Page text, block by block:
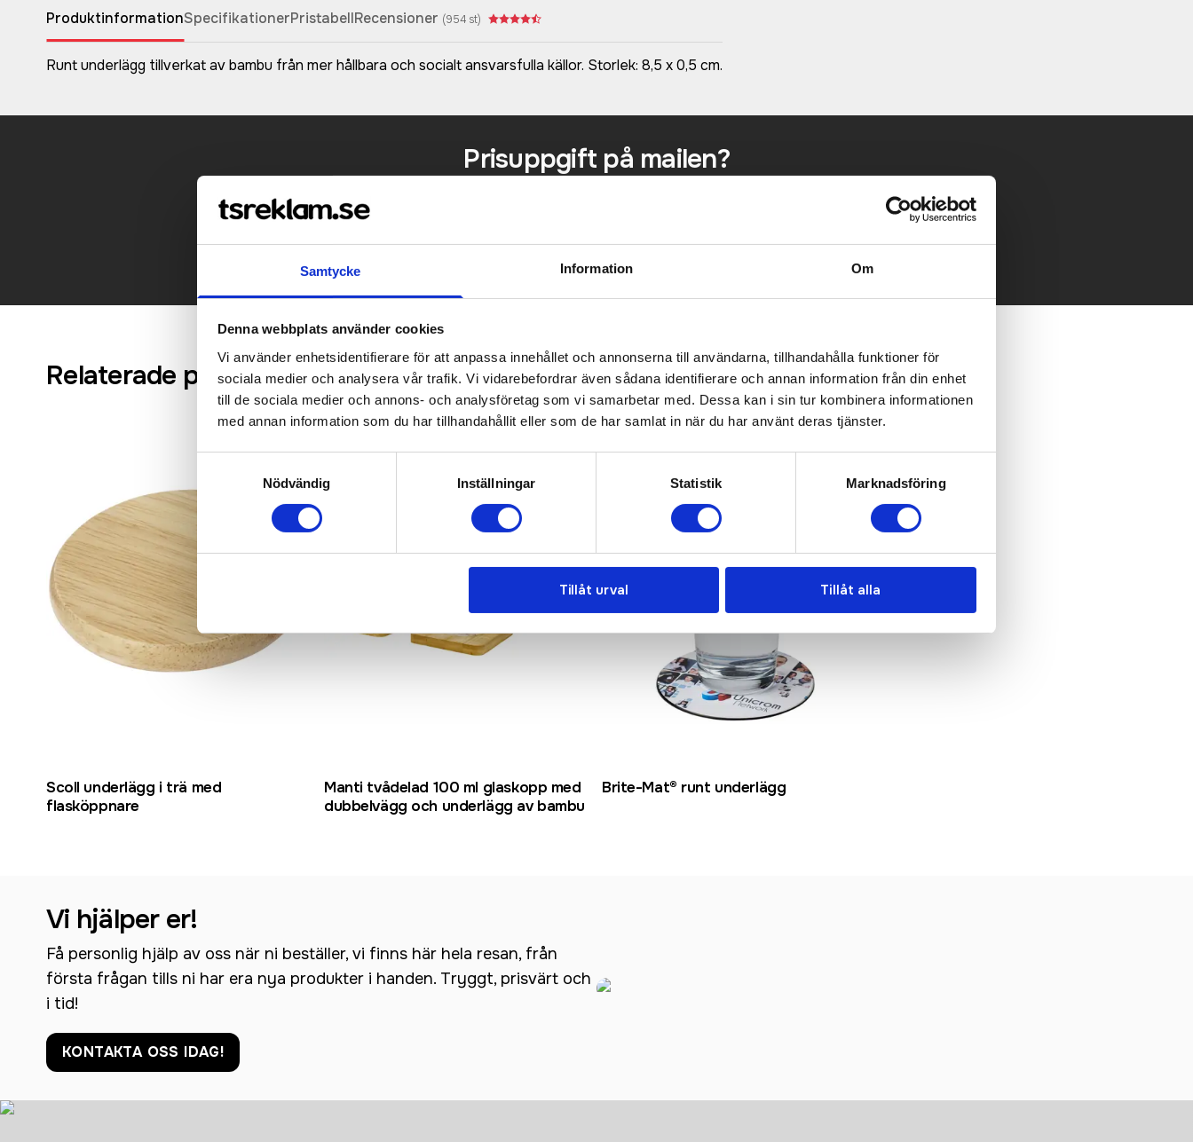
Samtycke Information Om
Denna webbplats använder cookies
Vi använder enhetsidentifierare för att anpassa innehållet och annonserna till användarna, tillhandahålla funktioner för
sociala medier och analysera vår trafik. Vi vidarebefordrar även sådana identifierare och annan information från din enhet
till de sociala medier och annons- och analysföretag som vi samarbetar med. Dessa kan i sin tur kombinera informationen
med annan information som du har tillhandahållit eller som de har samlat in när du har använt deras tjänster.
Nödvändig
Inställningar Statistik Marknadsföring
Tillåt urval Tillåt alla
ProduktinformationSpecifikationerPristabellRecensioner (954 st)
Runt underlägg tillverkat av bambu från mer hållbara och socialt ansvarsfulla källor. Storlek: 8,5 x 0,5 cm.
Prisuppgift på mailen?
Relaterade produkter
Scoll underlägg i trä med
flasköppnare
Manti tvådelad 100 ml glaskopp med
dubbelvägg och underlägg av bambu
Brite-Mat® runt underlägg
Vi hjälper er!
Få personlig hjälp av oss när ni beställer, vi finns här hela resan, från
första frågan tills ni har era nya produkter i handen. Tryggt, prisvärt och
i tid!
KONTAKTA OSS IDAG!